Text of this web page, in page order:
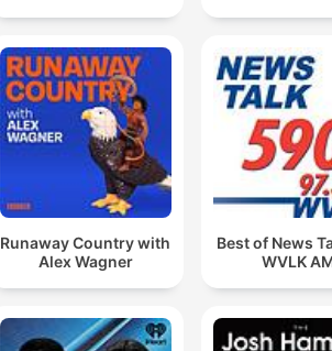
Runaway Country with
Alex Wagner
Best of News
WVLK